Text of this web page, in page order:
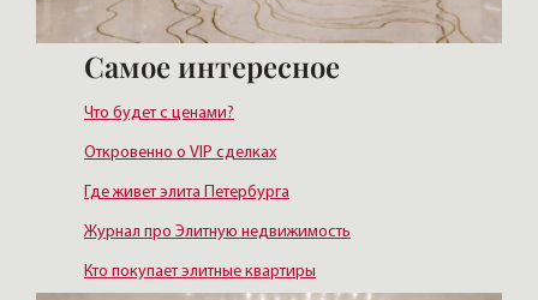
Самое интересное
Что будет с ценами?
Откровенно о VIP сделках
Где живет элита Петербурга
Журнал про Элитную недвижимость
Кто покупает элитные квартиры